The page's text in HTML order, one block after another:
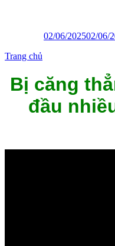
02/06/202502/06/
Trang chủ
Bị căng
đầu